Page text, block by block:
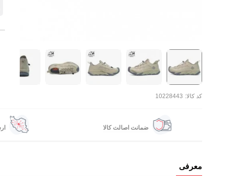
کد کالا: 10228443
ضمانت اصالت کالا
معرفی